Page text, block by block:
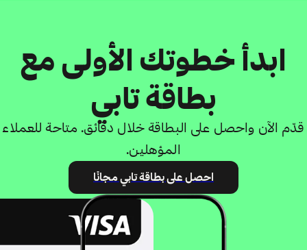
ابدأ خطوتك الأولى مع
بطاقة تابي
قدّم الآن واحصل على البطاقة خلال دقائق. متاحة للعملاء
المؤهلين.
احصل على بطاقة تابي مجانًا